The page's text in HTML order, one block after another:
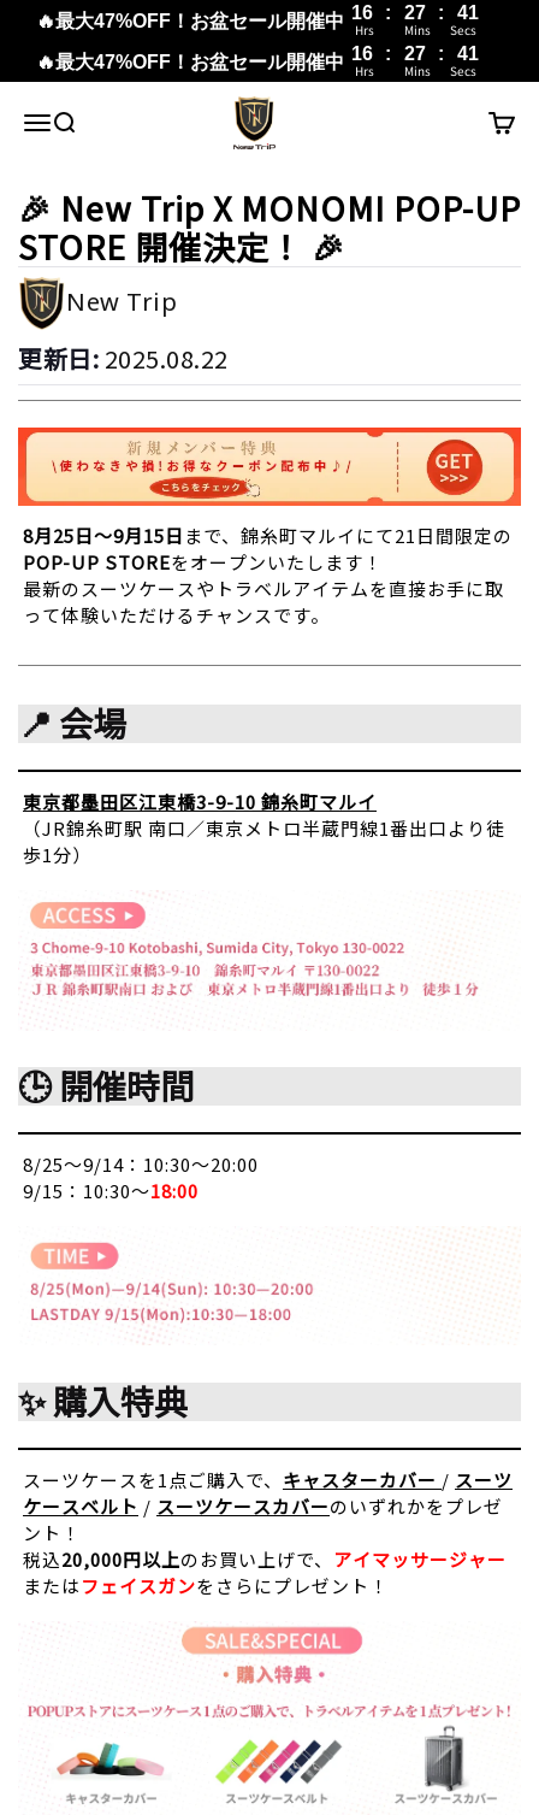
🔥最大47%OFF！お盆セール開催中 16 : 27 : 40
Hrs Mins Secs
🔥最大47%OFF！お盆セール開催中 16 : 27 : 40
Hrs Mins Secs
메뉴검색
New Trip
장바
🎉 New Trip X MONOMI POP-UP
STORE 開催決定！ 🎉
New Trip
更新日: 2025.08.22
8月25日～9月15日 まで、錦糸町マルイにて21日間限定の
POP-UP STOREをオープンいたします！
最新のスーツケースやトラベルアイテムを直接お手に取
って体験いただけるチャンスです。
📍 会場
東京都墨田区江東橋3-9-10 錦糸町マルイ
（JR錦糸町駅 南口／東京メトロ半蔵門線1番出口より徒
歩1分）
🕒 開催時間
8/25～9/14：10:30～20:00
9/15：10:30～18:00
✨ 購入特典
スーツケースを1点ご購入で、 キャスターカバー / スーツ
ケースベルト / スーツケースカバーのいずれかをプレゼ
ント！
税込20,000円以上のお買い上げで、 アイマッサージャー
またはフェイスガンをさらにプレゼント！